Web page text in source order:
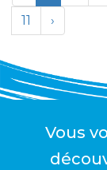
11
›
Vous